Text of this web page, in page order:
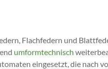
Flachfedern und
umformtechnisch
eingesetzt, die nach